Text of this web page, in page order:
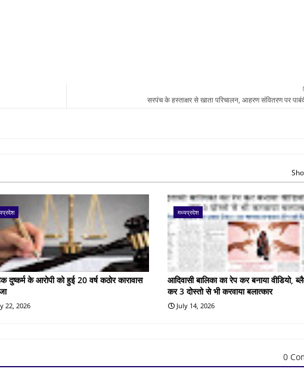
सरपंच के हस्ताक्षर से खाता परिचालन, आहरण संवितरण पर
दुष्कर्म के आरोपी को हुई 20 वर्ष कठोर कारावास
22, 2026
मध्यप्रदेश
आदिवासी बालिका का रेप कर बनाया वीडियो,
कर 3 दोस्तो से भी करवाया बलात्कार
July 14, 2026
0